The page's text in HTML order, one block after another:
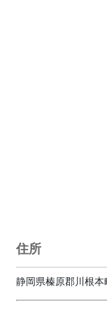
住所
静岡県榛原郡川根